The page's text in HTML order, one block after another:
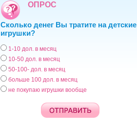
ОПРОС
Сколько денег Вы тратите на детские
игрушки?
Варианты
1-10 дол. в месяц
10-50 дол. в месяц
50-100- дол. в месяц
больше 100 дол. в месяц
не покупаю игрушки вообще